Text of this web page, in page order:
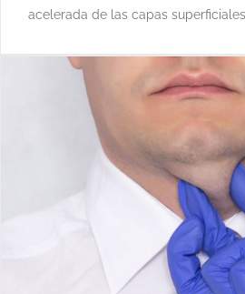
acelerada de las capas